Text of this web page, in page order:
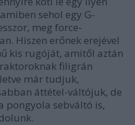
sehol egy G-
meg force-
Hiszen erőnek erejével
kis rugóját, amitől aztán
filigrán
már tudjuk,
áttétel-váltójuk, de
pongyola sebváltó is,